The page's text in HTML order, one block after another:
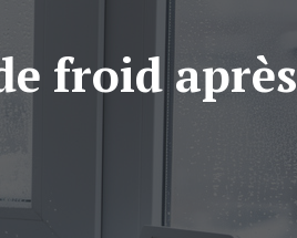
froid après